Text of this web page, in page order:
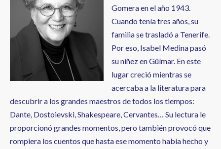
Gomera en el año 1943.
Cuando tenía tres años, su
familia se trasladó a Tenerife.
Por eso, Isabel Medina pasó
su niñez en Güímar. En este
lugar creció mientras se
acercaba a la literatura para
descubrir a los grandes maestros de todos los tiempos:
Dante, Dostoievski, Shakespeare, Cervantes… Su lectura le
proporcionó grandes momentos, pero también provocó que
rompiera los cuentos que hasta ese momento había hecho y